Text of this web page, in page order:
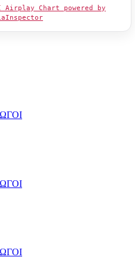
Chart powered by